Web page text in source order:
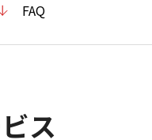
FAQ
ス